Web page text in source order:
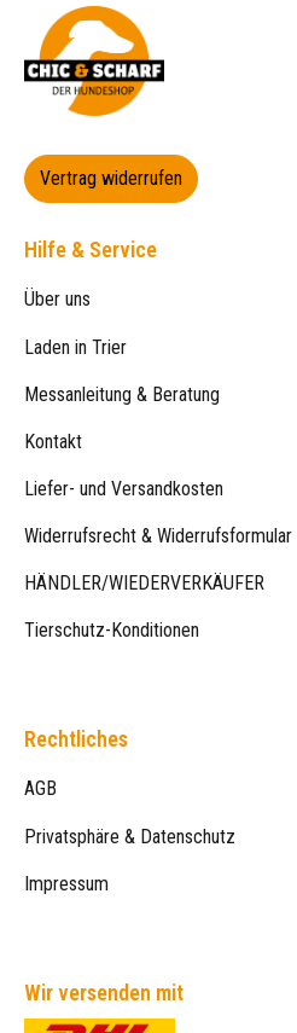
Vertrag widerrufen
Hilfe & Service
Über uns
Laden in Trier
Messanleitung & Beratung
Kontakt
Liefer- und Versandkosten
Widerrufsrecht & Widerrufsformular
HÄNDLER/WIEDERVERKÄUFER
Tierschutz-Konditionen
Rechtliches
AGB
Privatsphäre & Datenschutz
Impressum
Wir versenden mit